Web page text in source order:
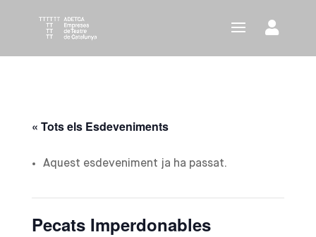
« Tots els Esdeveniments
Aquest esdeveniment ja ha passat.
Pecats Imperdonables